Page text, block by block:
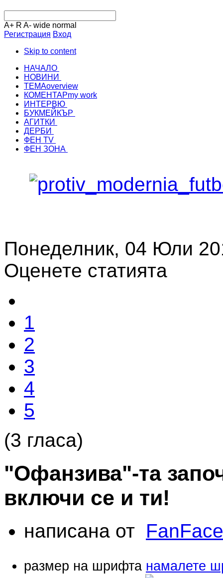
A+ R A- wide normal
Регистрация Вход
Skip to content
НАЧАЛО
НОВИНИ
ТЕМАoverview
КОМЕНТАРmy work
ИНТЕРВЮ
БУКМЕЙКЪР
АГИТКИ
ДЕРБИ
ФЕН TV
ФЕН ЗОНА
Понеделник, 04 Юли
Оценете статията
1
2
3
4
5
(3 гласа)
"Офанзива"-та
включи се и ти!
написана от FanFace
размер на шрифта намалете